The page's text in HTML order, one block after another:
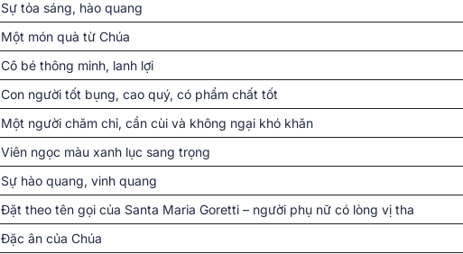
Sự tỏa sáng, hào quang
Một món quà từ Chúa
Cô bé thông minh, lanh lợi
Con người tốt bụng, cao quý, có phẩm chất tốt
Một người chăm chỉ, cần cùi và không ngại khó khăn
Viên ngọc màu xanh lục sang trọng
Sự hào quang, vinh quang
Đặt theo tên gọi của Santa Maria Goretti – người phụ nữ có lòng vị tha
Đặc ân của Chúa